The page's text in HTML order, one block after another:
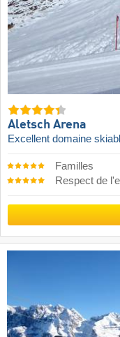
Aletsch Arena
Excellent domaine
Familles
Respect de